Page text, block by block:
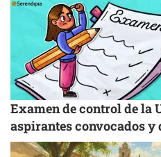
Examen de control de la
aspirantes convocados y